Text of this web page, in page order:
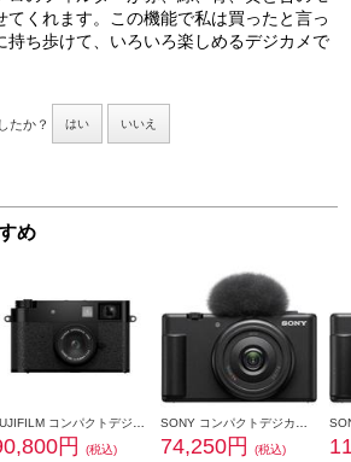
てくれます。この機能で私は買ったと言っ
持ち歩けて、いろいろ楽しめるデジカメで
たか？ はい いいえ
め
円
(税込)
74,250円
(税込)